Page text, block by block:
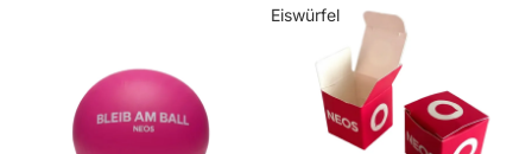
Eiswürfel